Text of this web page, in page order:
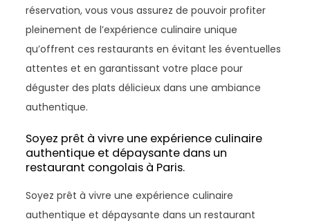
réservation, vous vous assurez de pouvoir profiter
pleinement de l’expérience culinaire unique
qu’offrent ces restaurants en évitant les éventuelles
attentes et en garantissant votre place pour
déguster des plats délicieux dans une ambiance
authentique.
Soyez prêt à vivre une expérience culinaire
authentique et dépaysante dans un
restaurant congolais à Paris.
Soyez prêt à vivre une expérience culinaire
authentique et dépaysante dans un restaurant